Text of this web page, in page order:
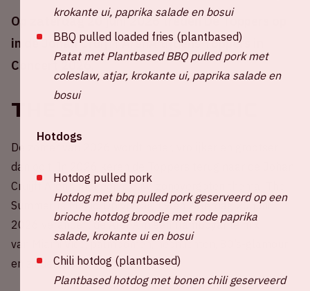
Op zaterdag 20 juni 2026 treden De Toppers op
in de Johan Cruijff ArenA tijdens Toppers in
Concert 2026.
The Summer Is Magic
De zomer van 2026 wordt heter, vrolijker en grootser
dan ooit! In 2026 keren de Toppers terug naar de Johan
Cruijff ArenA met een nieuw, zonovergoten thema: The
Summer Is Magic. Op vrijdag 19 en zaterdag 20 juni
2026 verandert de ArenA in een flamboyante mix
van Miami Vice, palmbomen, neonlichten, 80’s-glamour
en zinderende summer vibes.
krokante ui, paprika salade en bosui
BBQ pulled loaded fries (plantbased)
Patat met Plantbased BBQ pulled pork met
coleslaw, atjar, krokante ui, paprika salade en
bosui
Hotdogs
Hotdog pulled pork
Hotdog met bbq pulled pork geserveerd op een
brioche hotdog broodje met rode paprika
salade, krokante ui en bosui
Chili hotdog (plantbased)
Plantbased hotdog met bonen chili geserveerd